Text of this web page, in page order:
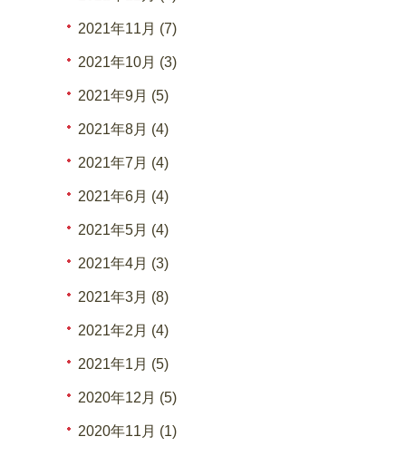
2021年11月 (7)
2021年10月 (3)
2021年9月 (5)
2021年8月 (4)
2021年7月 (4)
2021年6月 (4)
2021年5月 (4)
2021年4月 (3)
2021年3月 (8)
2021年2月 (4)
2021年1月 (5)
2020年12月 (5)
2020年11月 (1)